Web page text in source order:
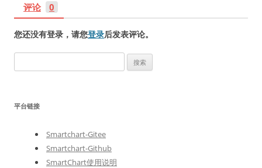
导
航
评论 0
您还没有登录，请您登录后发表评论。
索
平台链接
Smartchart-Gitee
Smartchart-Github
SmartChart使用说明